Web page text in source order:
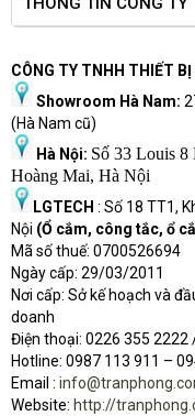
CÔNG TY TNHH THIẾT
Showroom Hà Nam:
(Hà Nam cũ)
Hà Nội: Số 33 Louis
Hoàng Mai, Hà Nội
LGTECH : Số 18 TT1,
Nội (Ổ cắm, công tắc, ổ
Mã số thuế: 0700526694
Ngày cấp: 29/03/2011
Nơi cấp: Sở kế hoạch và
doanh
Điện thoại: 0226 355 2222
Hotine: 0987 113 911 –
Email :
Website: http://